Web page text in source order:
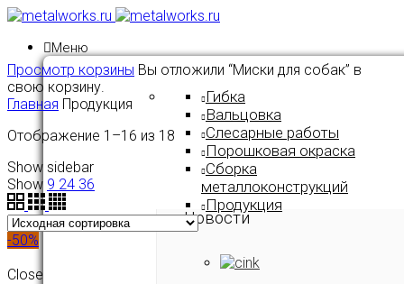
Меню
Гибка
Вальцовка
Слесарные работы
Порошковая окраска
Сборка
металлоконструкций
Продукция
Новости
Просмотр корзины Вы отложили “Миски для собак” в
свою корзину.
Главная Продукция
Отображение 1–16 из 18
Show sidebar
Show 9 24 36
-50%
Close